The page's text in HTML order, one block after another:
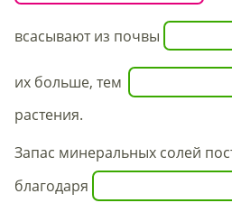
всасывают из почвы
их больше, тем
растения.
Запас минеральных солей
благодаря